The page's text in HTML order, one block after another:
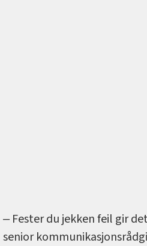
‒ Fester du jekken feil gir
senior